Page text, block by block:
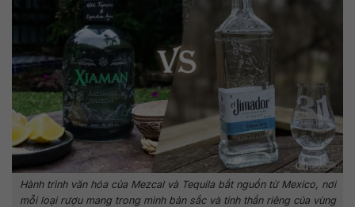
Hành trình văn hóa của Mezcal và Tequila bắt nguồn từ Mexico, nơi
mỗi loại rượu mang trong mình bản sắc và tinh thần riêng của vùng